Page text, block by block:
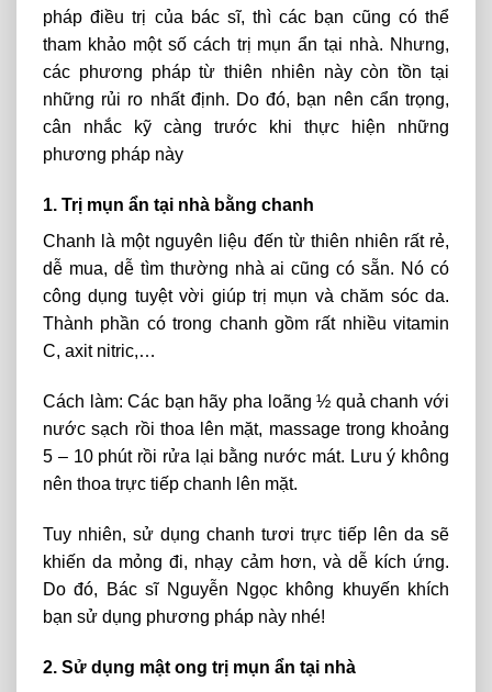
pháp điều trị của bác sĩ, thì các bạn cũng có thể
tham khảo một số cách trị mụn ẩn tại nhà. Nhưng,
các phương pháp từ thiên nhiên này còn tồn tại
những rủi ro nhất định. Do đó, bạn nên cẩn trọng,
cân nhắc kỹ càng trước khi thực hiện những
phương pháp này
1. Trị mụn ẩn tại nhà bằng chanh
Chanh là một nguyên liệu đến từ thiên nhiên rất rẻ,
dễ mua, dễ tìm thường nhà ai cũng có sẵn. Nó có
công dụng tuyệt vời giúp trị mụn và chăm sóc da.
Thành phần có trong chanh gồm rất nhiều vitamin
C, axit nitric,…
Cách làm: Các bạn hãy pha loãng ½ quả chanh với
nước sạch rồi thoa lên mặt, massage trong khoảng
5 – 10 phút rồi rửa lại bằng nước mát. Lưu ý không
nên thoa trực tiếp chanh lên mặt.
Tuy nhiên, sử dụng chanh tươi trực tiếp lên da sẽ
khiến da mỏng đi, nhạy cảm hơn, và dễ kích ứng.
Do đó, Bác sĩ Nguyễn Ngọc không khuyến khích
bạn sử dụng phương pháp này nhé!
2. Sử dụng mật ong trị mụn ẩn tại nhà